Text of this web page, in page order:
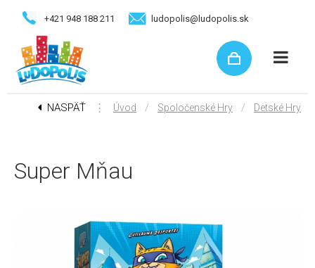
+421 948 188 211 ludopolis@ludopolis.sk
NASPÄŤ ⋮ Úvod / Spoločenské Hry / Detské Hry
Super Mňau